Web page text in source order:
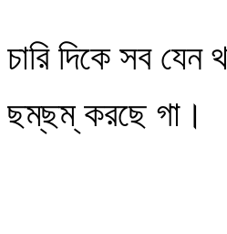
চারি দিকে সব
ছম্‌ছম্‌ করছে গা।